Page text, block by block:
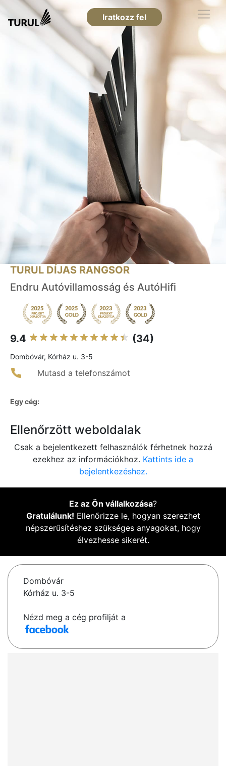
Iratkozz fel
TURUL DÍJAS RANGSOR
Endru Autóvillamosság és AutóHifi
9.4 (34)
Dombóvár, Kórház u. 3-5
Mutasd a telefonszámot
Egy cég:
Ellenőrzött weboldalak
Csak a bejelentkezett felhasználók férhetnek hozzá
ezekhez az információkhoz. Kattints ide a
bejelentkezéshez.
Ez az Ön vállalkozása?
Gratulálunk! Ellenőrizze le, hogyan szerezhet
népszerűsítéshez szükséges anyagokat, hogy
élvezhesse sikerét.
Dombóvár
Kórház u. 3-5
Nézd meg a cég profilját a